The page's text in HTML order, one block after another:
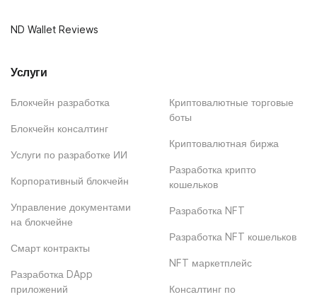
ND Wallet Reviews
Услуги
Блокчейн разработка
Блокчейн консалтинг
Услуги по разработке ИИ
Корпоративный блокчейн
Управление документами
на блокчейне
Смарт контракты
Разработка DApp
приложений
Криптовалютные торговые
боты
Криптовалютная биржа
Разработка крипто
кошельков
Разработка NFT
Разработка NFT кошельков
NFT маркетплейс
Консалтинг по